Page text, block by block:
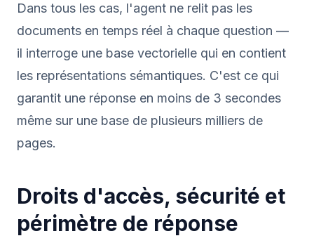
Dans tous les cas, l'agent ne relit pas les
documents en temps réel à chaque question —
il interroge une base vectorielle qui en contient
les représentations sémantiques. C'est ce qui
garantit une réponse en moins de 3 secondes
même sur une base de plusieurs milliers de
pages.
Droits d'accès, sécurité et
périmètre de réponse